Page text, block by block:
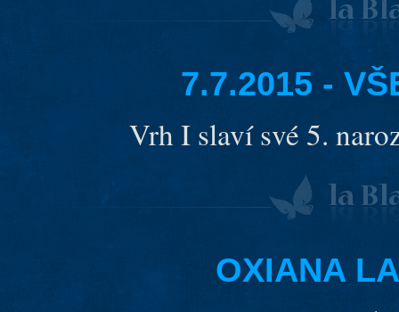
7.7.2015 -
Vrh I slaví své 5.
OXIANA